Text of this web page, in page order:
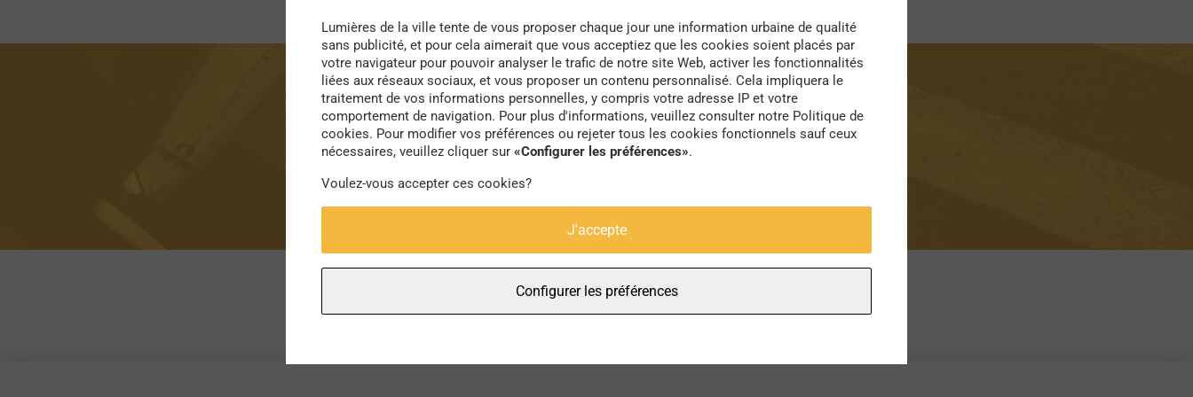
Russie
Lumières de la ville tente de vous proposer chaque jour une information urbaine de qualité
sans publicité, et pour cela aimerait que vous acceptiez que les cookies soient placés par
votre navigateur pour pouvoir analyser le trafic de notre site Web, activer les fonctionnalités
liées aux réseaux sociaux, et vous proposer un contenu personnalisé. Cela impliquera le
traitement de vos informations personnelles, y compris votre adresse IP et votre
comportement de navigation. Pour plus d'informations, veuillez consulter notre Politique de
cookies. Pour modifier vos préférences ou rejeter tous les cookies fonctionnels sauf ceux
nécessaires, veuillez cliquer sur «Configurer les préférences».
Voulez-vous accepter ces cookies?
J'accepte
Configurer les préférences